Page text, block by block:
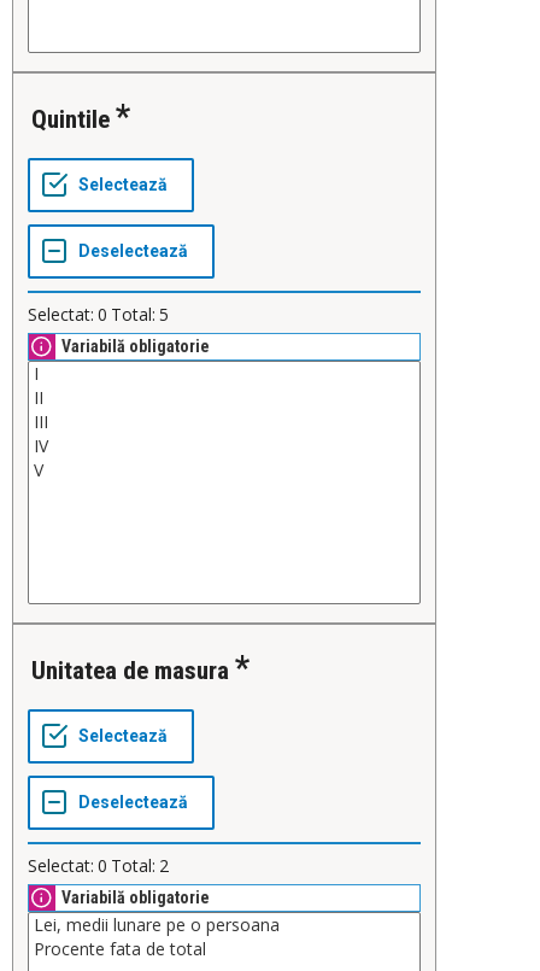
Quintile
Selectat: 0 Total: 5
Variabilă obligatorie
Unitatea de masura
Selectat: 0 Total: 2
Variabilă obligatorie